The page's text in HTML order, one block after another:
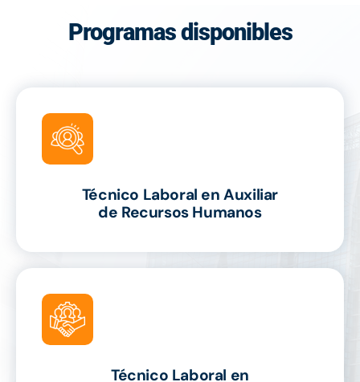
Programas disponibles
Técnico Laboral en Auxiliar
de Recursos Humanos
Técnico Laboral en